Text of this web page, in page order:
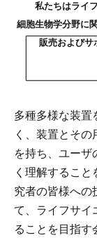
私たちはライ
細胞生物学分野に
販売およびサ
多種多様な装置
く、装置とそ
を持ち、ユーザ
く理解するこ
究者の皆様への
て、ライフサイ
ることを目指す